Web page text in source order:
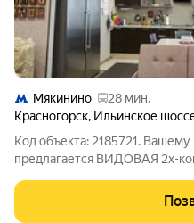
Мякинино
28 мин.
Красногорск, Ильинское
Код объекта: 2185721.
предлагается ВИДОВАЯ 2х-
ом этаже 25-ти этажного
просторная кухня-столовая -